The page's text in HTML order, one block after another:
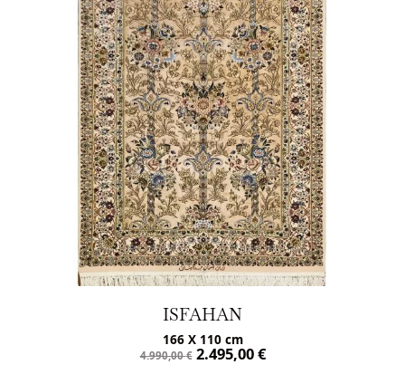
ISFAHAN
166 X 110 cm
4.990,00€ 2.495,00€